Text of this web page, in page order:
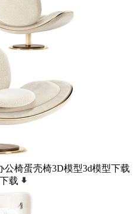
公椅蛋壳椅3D模型3d模型下载
下载